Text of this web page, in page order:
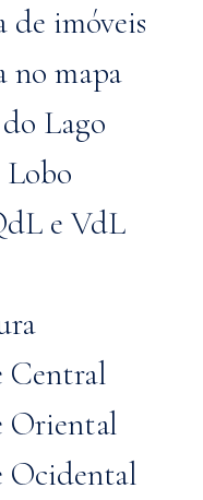
de imóveis
no mapa
Lago
e VdL
Central
Oriental
Ocidental